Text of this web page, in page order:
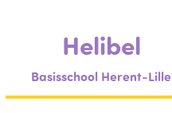
Helibel
Basisschool Herent-Lille